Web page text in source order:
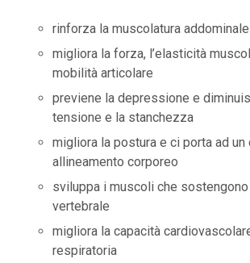
rinforza la muscolatura addominale
migliora la forza, l’elasticità
mobilità articolare
previene la depressione e
tensione e la stanchezza
migliora la postura e ci porta ad un
allineamento corporeo
sviluppa i muscoli che
vertebrale
migliora la capacità
respiratoria